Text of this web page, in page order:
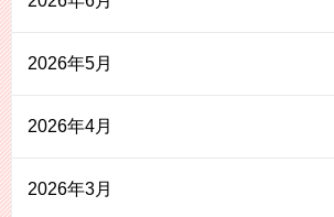
2026年5月
2026年4月
2026年3月